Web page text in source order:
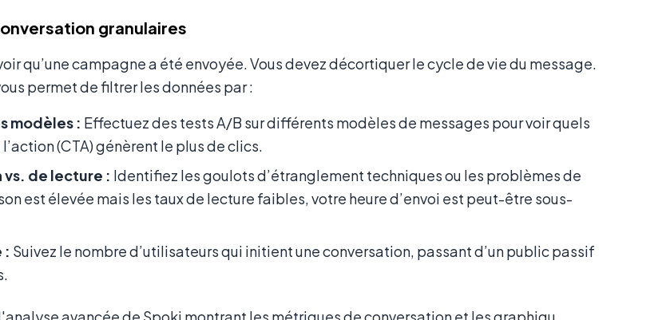
granulaires
qu’une campagne a été envoyée. Vous devez décortiquer le cycle de vie du message.
permet de filtrer les données par :
modèles : Effectuez des tests A/B sur différents modèles de messages pour voir quels
(CTA) génèrent le plus de clics.
vs. de lecture : Identifiez les goulots d’étranglement techniques ou les problèmes de
est élevée mais les taux de lecture faibles, votre heure d’envoi est peut-être sous-
: Suivez le nombre d’utilisateurs qui initient une conversation, passant d’un public passif